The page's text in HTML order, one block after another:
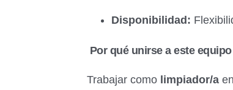
Disponibilidad:
Por qué unirse a este
Trabajar como limpiador/a